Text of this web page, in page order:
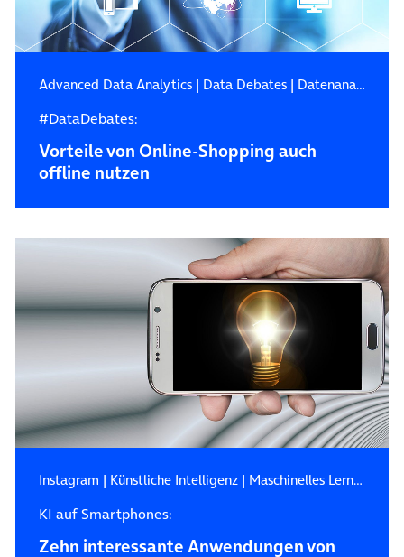
Advanced Data Analytics| Data Debates| Datenanalyse
#DataDebates:
Vorteile von Online-Shopping auch
offline nutzen
Instagram | Künstliche Intelligenz| Maschinelles Lernen
KI auf Smartphones:
Zehn interessante Anwendungen von